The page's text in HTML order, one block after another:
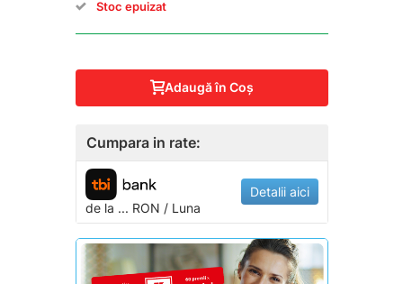
Stoc epuizat
Adaugă în Coş
Cumpara in rate:
de la ... RON / Luna
Detalii aici